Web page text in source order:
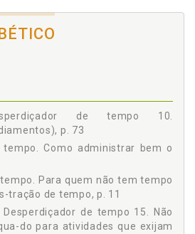
10 - Procrastinação (Adiamentos),
13 - Desrespeito aos Horários, p. 85
15 - Não Ter Ambiente Adequado
Concentração, p. 103
16 - Equipamentos e Sistemas
17 - Excesso de Informações ou
18 - Solicitação de Informações e
de tempo 10.
p. 73
Como administrar bem o
Para quem não tem tempo
tração de tempo, p. 11
de tempo 15. Não
do para atividades que exijam